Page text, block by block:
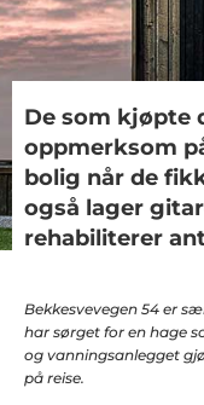
De som kjøpte
oppmerksom
bolig når de
også lager
rehabiliterer
Bekkesvevegen 54 er
har sørget for en hage
og vanningsanlegget
på reise.